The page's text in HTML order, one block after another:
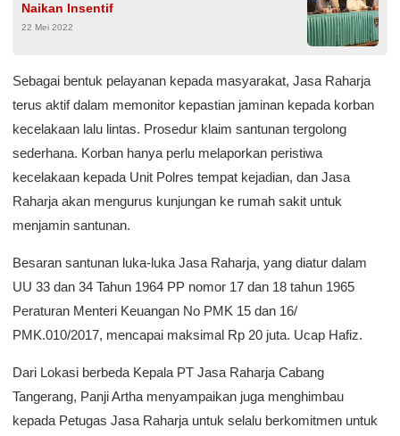
Naikan Insentif
22 Mei 2022
Sebagai bentuk pelayanan kepada masyarakat, Jasa Raharja
terus aktif dalam memonitor kepastian jaminan kepada korban
kecelakaan lalu lintas. Prosedur klaim santunan tergolong
sederhana. Korban hanya perlu melaporkan peristiwa
kecelakaan kepada Unit Polres tempat kejadian, dan Jasa
Raharja akan mengurus kunjungan ke rumah sakit untuk
menjamin santunan.
Besaran santunan luka-luka Jasa Raharja, yang diatur dalam
UU 33 dan 34 Tahun 1964 PP nomor 17 dan 18 tahun 1965
Peraturan Menteri Keuangan No PMK 15 dan 16/
PMK.010/2017, mencapai maksimal Rp 20 juta. Ucap Hafiz.
Dari Lokasi berbeda Kepala PT Jasa Raharja Cabang
Tangerang, Panji Artha menyampaikan juga menghimbau
kepada Petugas Jasa Raharja untuk selalu berkomitmen untuk